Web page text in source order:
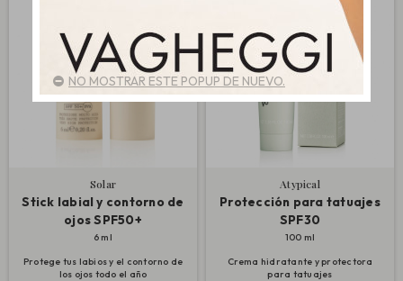
Solar
Stick labial y contorno de
ojos SPF50+
6 ml
Protege tus labios y el contorno de
los ojos todo el año
Atypical
Protección para tatuajes
SPF30
100 ml
Crema hidratante y protectora
para tatuajes
NO MOSTRAR ESTE POPUP DE NUEVO.